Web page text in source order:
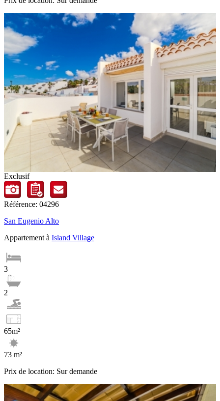
Exclusif
Référence: 04296
San Eugenio Alto
Appartement à Island Village
3
2
65m²
73 m²
Prix de location: Sur demande